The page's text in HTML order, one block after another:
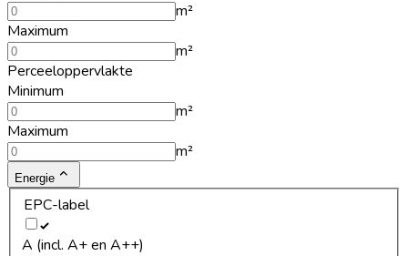
m²
Maximum
m²
Perceeloppervlakte
Minimum
m²
Maximum
m²
Energie
EPC-label
A (incl. A+ en A++)